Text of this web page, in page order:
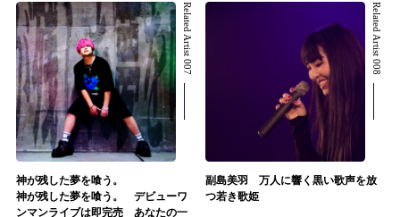
Related Artist 007
神が残した夢を喰う。
神が残した夢を喰う。 デビューワ
ンマンライブは即完売 あなたの一
Related Artist 008
副島美羽 万人に響く黒い歌声を放
つ若き歌姫